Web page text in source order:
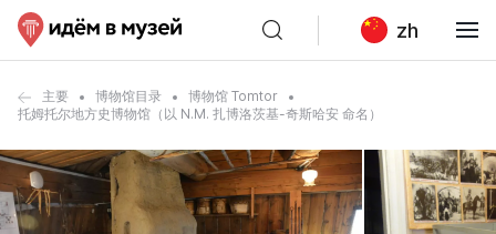
zh
主要 博物馆目录
博物馆 Tomtor
托姆托尔地方史博物馆（以 N.M. 扎博洛茨基-奇斯哈安 命名）